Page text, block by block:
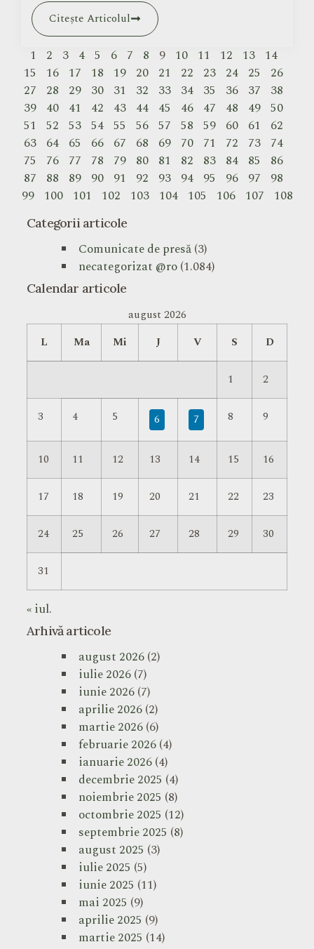
Citește Articolul
1 2 3 4 5 6 7 8 9 10 11 12 13 14
15
16 17 18 19 20 21 22 23 24 25
26
27
28 29 30 31 32 33 34 35 36 37
38
39 40 41 42 43 44 45 46 47 48 49 50
51
52 53 54 55 56 57 58 59 60 61
62
63 64 65 66 67 68 69 70 71 72 73 74
75
76 77 78 79 80 81 82 83 84 85
86
87
88 89 90 91 92 93 94 95 96 97
98
99 100 101 102 103 104 105 106 107 108
Categorii articole
Comunicate de presă(3)
necategorizat @ro(1.084)
Calendar articole
august 2026
L
Ma Mi J V S D
1 2
3 4 5 6 7 8 9
10 11 12 13 14 15 16
17 18 19 20 21 22 23
24 25 26 27 28 29 30
31
« iul.
Arhivă articole
august 2026(2)
iulie 2026(7)
iunie 2026(7)
aprilie 2026(2)
martie 2026(6)
februarie 2026(4)
ianuarie 2026(4)
decembrie 2025 (4)
noiembrie 2025 (8)
octombrie 2025 (12)
septembrie 2025 (8)
august 2025 (3)
iulie 2025 (5)
iunie 2025 (11)
mai 2025 (9)
aprilie 2025 (9)
martie 2025 (14)